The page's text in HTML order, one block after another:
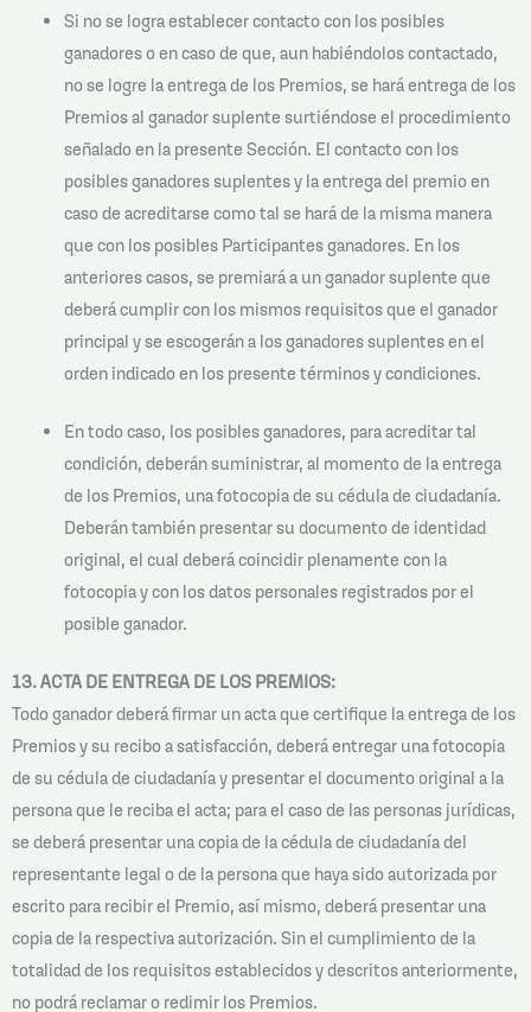
Si no se logra establecer contacto con los posibles
ganadores o en caso de que, aun habiéndolos contactado,
no se logre la entrega de los Premios, se hará entrega de los
Premios al ganador suplente surtiéndose el procedimiento
señalado en la presente Sección. El contacto con los
posibles ganadores suplentes y la entrega del premio en
caso de acreditarse como tal se hará de la misma manera
que con los posibles Participantes ganadores. En los
anteriores casos, se premiará a un ganador suplente que
deberá cumplir con los mismos requisitos que el ganador
principal y se escogerán a los ganadores suplentes en el
orden indicado en los presente términos y condiciones.
En todo caso, los posibles ganadores, para acreditar tal
condición, deberán suministrar, al momento de la entrega
de los Premios, una fotocopia de su cédula de ciudadanía.
Deberán también presentar su documento de identidad
original, el cual deberá coincidir plenamente con la
fotocopia y con los datos personales registrados por el
posible ganador.
13. ACTA DE ENTREGA DE LOS PREMIOS:
Todo ganador deberá firmar un acta que certifique la entrega de los
Premios y su recibo a satisfacción, deberá entregar una fotocopia
de su cédula de ciudadanía y presentar el documento original a la
persona que le reciba el acta; para el caso de las personas jurídicas,
se deberá presentar una copia de la cédula de ciudadanía del
representante legal o de la persona que haya sido autorizada por
escrito para recibir el Premio, así mismo, deberá presentar una
copia de la respectiva autorización. Sin el cumplimiento de la
totalidad de los requisitos establecidos y descritos anteriormente,
no podrá reclamar o redimir los Premios.